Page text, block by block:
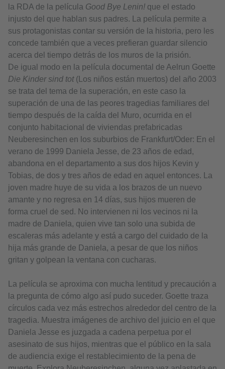
la RDA de la película Good Bye Lenin! que el estado
injusto del que hablan sus padres. La película permite a
sus protagonistas contar su versión de la historia, pero les
concede también que a veces prefieran guardar silencio
acerca del tiempo detrás de los muros de la prisión.
De igual modo en la película documental de Aelrun Goette
Die Kinder sind tot (Los niños están muertos) del año 2003
se trata del tema de la superación, en este caso la
superación de una de las peores tragedias familiares del
tiempo después de la caída del Muro, ocurrida en el
conjunto habitacional de viviendas prefabricadas
Neuberesinchen en los suburbios de Frankfurt/Oder: En el
verano de 1999 Daniela Jesse, de 23 años de edad,
abandona en el departamento a sus dos hijos Kevin y
Tobias, de dos y tres años de edad en aquel entonces. La
joven madre huye de su vida a los brazos de un nuevo
amante y no regresa en 14 días, sus hijos mueren de
forma cruel de sed. No intervienen ni los vecinos ni la
madre de Daniela, quien vive tan solo una subida de
escaleras más adelante y está a cargo del cuidado de la
hija más grande de Daniela, a pesar de que los niños
gritan y golpean la ventana con cucharas.
La película se aproxima con mucha lentitud y precaución a
la pregunta de cómo algo así pudo suceder. Goette traza
círculos cada vez más estrechos alrededor del centro de la
tragedia. Muestra imágenes de archivo del juicio en el que
Daniela Jesse es juzgada a cadena perpetua por el
asesinato de sus hijos, mientras que el público en la sala
de audiencia exige el restablecimiento de la pena de